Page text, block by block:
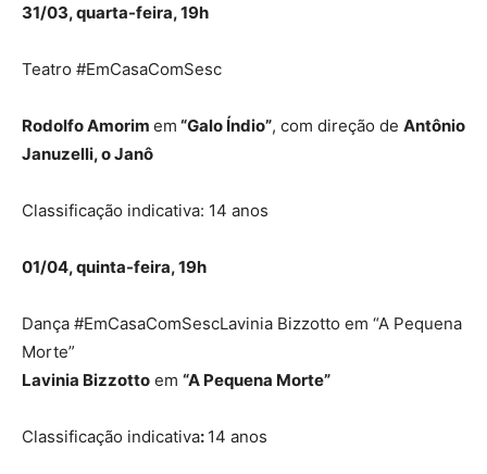
31/03, quarta-feira, 19h
Teatro #EmCasaComSesc
Rodolfo Amorim em “Galo Índio”, com direção de Antônio
Januzelli, o Janô
Classificação indicativa: 14 anos
01/04, quinta-feira, 19h
Dança #EmCasaComSescLavinia Bizzotto em “A Pequena
Morte”
Lavinia Bizzotto em “A Pequena Morte”
Classificação indicativa: 14 anos